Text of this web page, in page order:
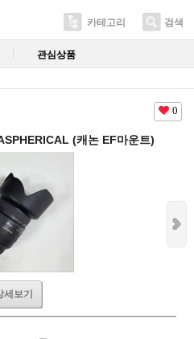
카테고리 검색
관심상품
0
(캐논 EF마운트)
세보기